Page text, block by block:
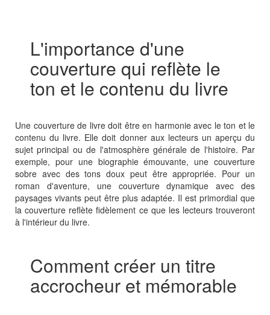
L'importance d'une
couverture qui reflète le
ton et le contenu du livre
Une couverture de livre doit être en harmonie avec le ton et le
contenu du livre. Elle doit donner aux lecteurs un aperçu du
sujet principal ou de l'atmosphère générale de l'histoire. Par
exemple, pour une biographie émouvante, une couverture
sobre avec des tons doux peut être appropriée. Pour un
roman d'aventure, une couverture dynamique avec des
paysages vivants peut être plus adaptée. Il est primordial que
la couverture reflète fidèlement ce que les lecteurs trouveront
à l'intérieur du livre.
Comment créer un titre
accrocheur et mémorable